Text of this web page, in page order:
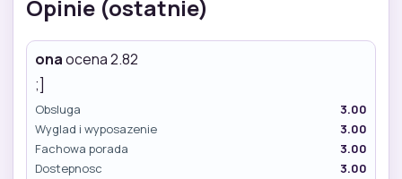
Opinie (ostatnie)
onaocena 2.82
;]
Obsluga
3.00
Wyglad i wyposazenie
3.00
Fachowa porada
3.00
Dostepnosc
3.00